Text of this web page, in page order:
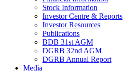
Stock Information
Investor Centre & Reports
Investor Resources
Publications
BDB 31st AGM
DGRB 32nd AGM
DGRB Annual Report
Media